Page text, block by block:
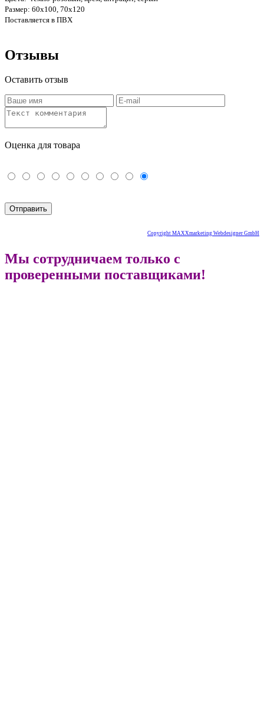
Размер: 60х100, 70х120
Поставляется в ПВХ
Отзывы
Оставить отзыв
Оценка для товара
Copyright MAXXmarketing Webdesigner GmbH
Мы сотрудничаем только с
проверенными поставщиками!